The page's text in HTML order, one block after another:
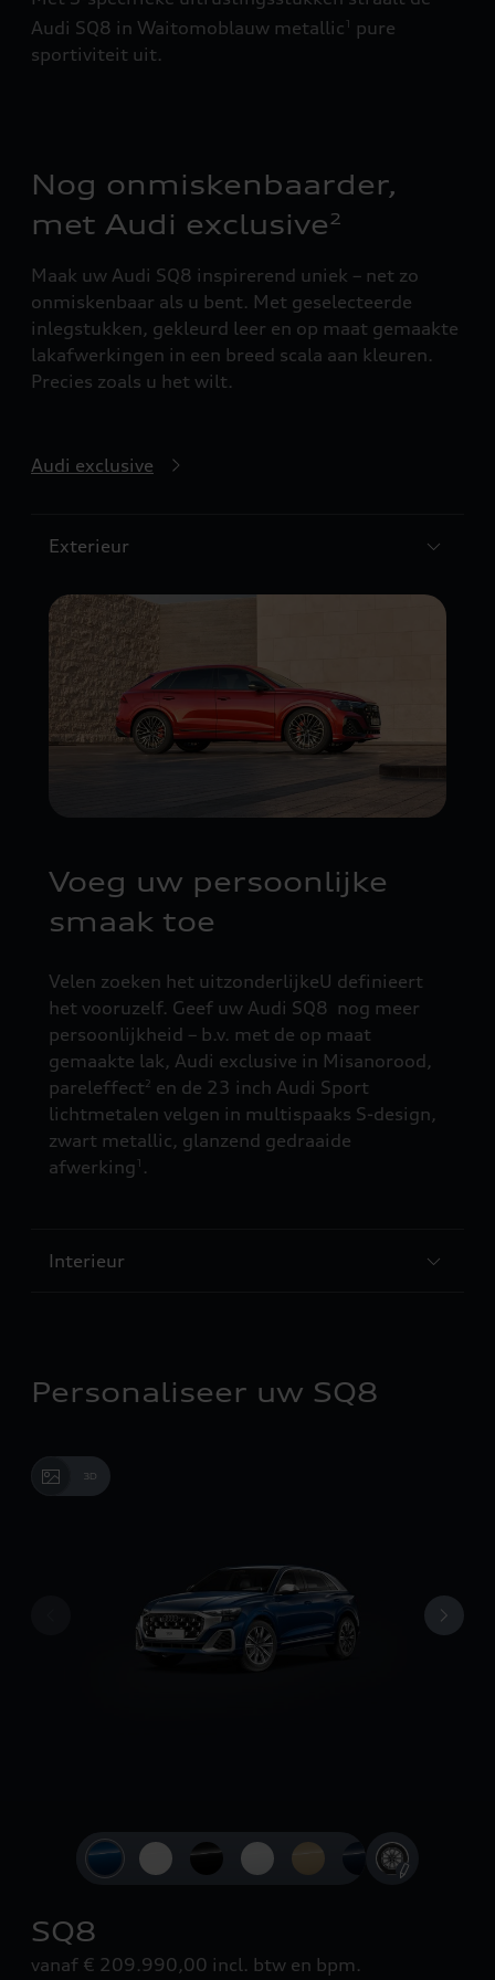
Audi SQ8 in Waitomoblauw metallic 1
pure
sportiviteit uit.
Nog onmiskenbaarder,
met Audi exclusive 2
Maak uw Audi SQ8 inspirerend uniek – net zo
onmiskenbaar als u bent. Met geselecteerde
inlegstukken, gekleurd leer en op maat gemaakte
lakafwerkingen in een breed scala aan kleuren.
Precies zoals u het wilt.
Audi exclusive
Exterieur
Voeg uw persoonlijke
smaak toe
Velen zoeken het uitzonderlijkeU definieert
het vooruzelf. Geef uw Audi SQ8 nog meer
persoonlijkheid – b.v. met de op maat
gemaakte lak, Audi exclusive in Misanorood,
pareleffect2 en de 23 inch Audi Sport
lichtmetalen velgen in multispaaks S-design,
zwart metallic, glanzend gedraaide
afwerking 1 .
Interieur
Personaliseer uw SQ8
SQ8
vanaf € 209.990,00 incl. btw en bpm.